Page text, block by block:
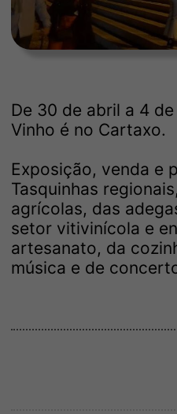
De 30 de abril a 4
Vinho é no Cartaxo.
Exposição, venda e
Tasquinhas
agrícolas, das
setor vitivinícola e
artesanato, da
música e de